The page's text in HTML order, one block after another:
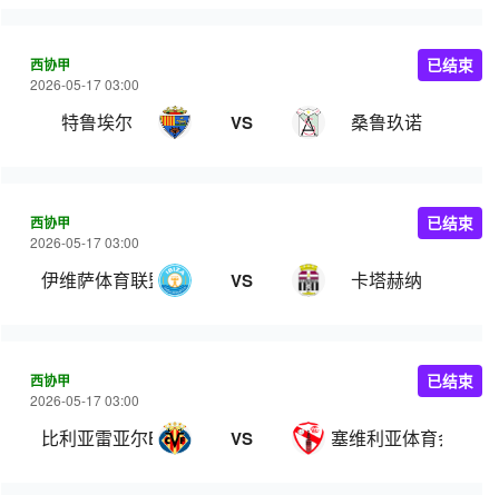
西协甲
2026-05-17 03:00
特鲁埃尔 VS 桑鲁玖诺
已结束
西协甲
2026-05-17 03:00
伊维萨体育联盟 VS 卡塔赫纳
已结束
西协甲
2026-05-17 03:00
比利亚雷亚尔B队 VS 塞维利亚体育会
已结束